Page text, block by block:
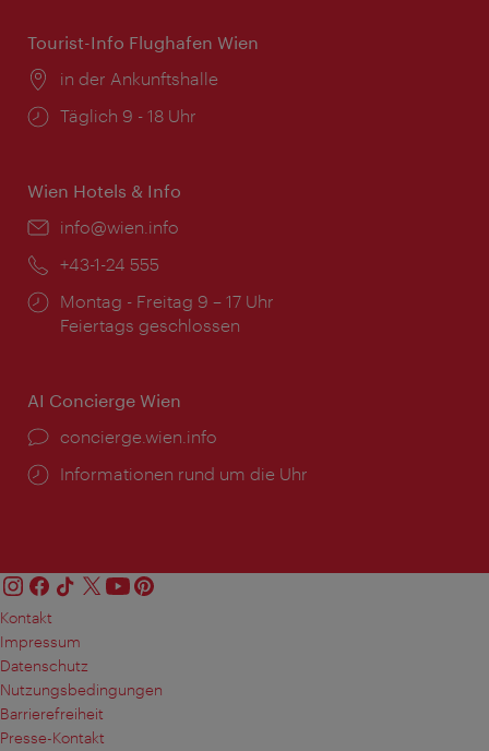
Tourist-Info Flughafen Wien
Ort:
in der Ankunftshalle
Öffnungszeiten:
Täglich 9 - 18 Uhr
Wien Hotels & Info
Email:
info@wien.info
Telefon:
+43-1-24 555
Öffnungszeiten:
Montag - Freitag 9 – 17 Uhr
Feiertags geschlossen
AI Concierge Wien
Ort:
concierge.wien.info
Öffnungszeiten:
Informationen rund um die Uhr
Kontakt
Impressum
Datenschutz
Nutzungsbedingungen
Barrierefreiheit
Presse-Kontakt